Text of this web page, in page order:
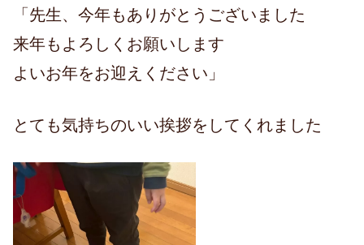
「先生、今年もありがとうございました
来年もよろしくお願いします
よいお年をお迎えください」
とても気持ちのいい挨拶をしてくれました